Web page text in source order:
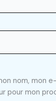
nom, mon
pour mon